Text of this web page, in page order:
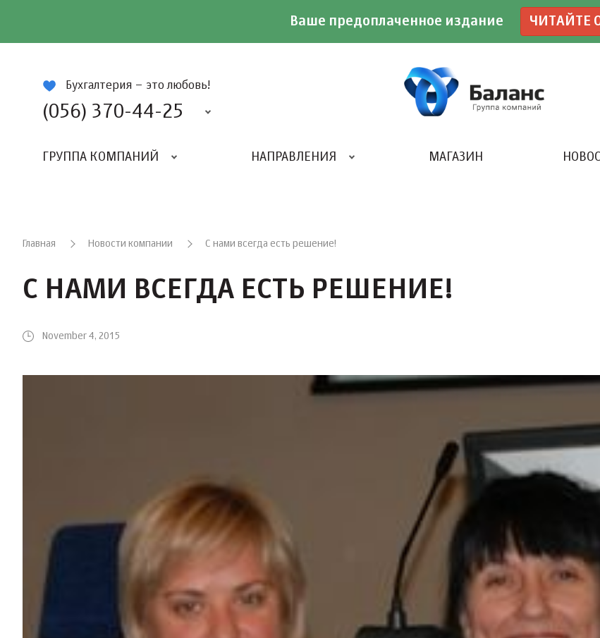
Ваше предоплаченное издание ЧИТАЙТЕ
Бухгалтерия – это любовь!
(056) 370-44-25
ГРУППА КОМПАНИЙ НАПРАВЛЕНИЯ МАГАЗИН
Главная Новости компании С нами всегда есть решение!
С НАМИ ВСЕГДА ЕСТЬ РЕШЕНИЕ!
November 4, 2015